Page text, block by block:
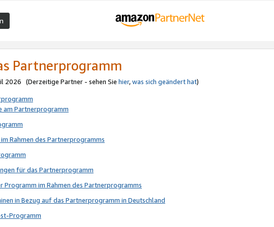
Partnerprogramm
2026 (Derzeitige Partner - sehen Sie hier,was sich geändert hat)
am Partnerprogramm
Rahmen des Partnerprogramms
für das Partnerprogramm
Programm im Rahmen des Partnerprogramms
in Bezug auf das Partnerprogramm in Deutschland
Programm